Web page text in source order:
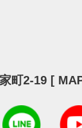
町2-19 [